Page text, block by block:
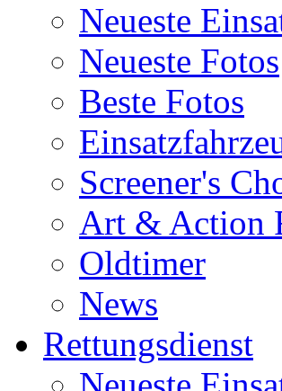
Neueste
Neueste Fotos
Beste Fotos
Screener's
Art & Action
Oldtimer
News
Rettungsdienst